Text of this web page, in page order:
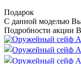
Подарок
С данной моделью
Подробности акции